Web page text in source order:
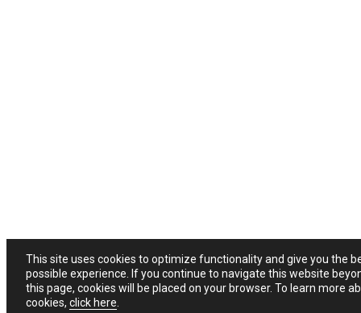
This site uses cookies to optimize functionality and give you the
possible experience. If you continue to navigate this website
this page, cookies will be placed on your browser. To learn more
cookies, click here